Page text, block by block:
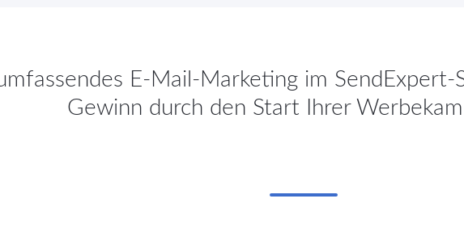
E-Mail-Marketing im
Gewinn durch den Start Ihrer